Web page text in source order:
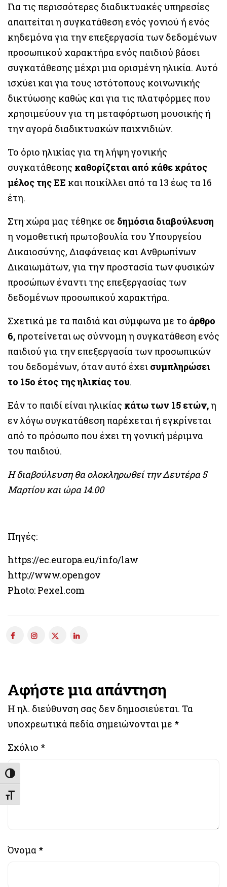
Εναλλαγή Υψηλής Αντίθεσης
Εναλλαγή Μεγέθους Γραμμάτων
Για τις περισσότερες διαδικτυακές υπηρεσίες
απαιτείται η συγκατάθεση ενός γονιού ή ενός
κηδεμόνα για την επεξεργασία των δεδομένων
προσωπικού χαρακτήρα ενός παιδιού βάσει
συγκατάθεσης μέχρι μια ορισμένη ηλικία. Αυτό
ισχύει και για τους ιστότοπους κοινωνικής
δικτύωσης καθώς και για τις πλατφόρμες που
χρησιμεύουν για τη μεταφόρτωση μουσικής ή
την αγορά διαδικτυακών παιχνιδιών.
Το όριο ηλικίας για τη λήψη γονικής
συγκατάθεσης καθορίζεται από κάθε κράτος
μέλος της ΕΕ και ποικίλλει από τα 13 έως τα 16
έτη.
Στη χώρα μας τέθηκε σε δημόσια διαβούλευση
η νομοθετική πρωτοβουλία του Υπουργείου
Δικαιοσύνης, Διαφάνειας και Ανθρωπίνων
Δικαιωμάτων, για την προστασία των φυσικών
προσώπων έναντι της επεξεργασίας των
δεδομένων προσωπικού χαρακτήρα.
Σχετικά με τα παιδιά και σύμφωνα με το άρθρο
6, προτείνεται ως σύννομη η συγκατάθεση ενός
παιδιού για την επεξεργασία των προσωπικών
του δεδομένων, όταν αυτό έχει συμπληρώσει
το 15ο έτος της ηλικίας του.
Εάν το παιδί είναι ηλικίας κάτω των 15 ετών,η
εν λόγω συγκατάθεση παρέχεται ή εγκρίνεται
από το πρόσωπο που έχει τη γονική μέριμνα
του παιδιού.
Η διαβούλευση θα ολοκληρωθεί την Δευτέρα 5
Μαρτίου και ώρα 14.00
Πηγές:
https://ec.europa.eu/info/law
http://www.opengov
Photo: Pexel.com
Αφήστε μια απάντηση
Η ηλ. διεύθυνση σας δεν δημοσιεύεται. Τα
υποχρεωτικά πεδία σημειώνονται με *
Σχόλιο *
Όνομα *